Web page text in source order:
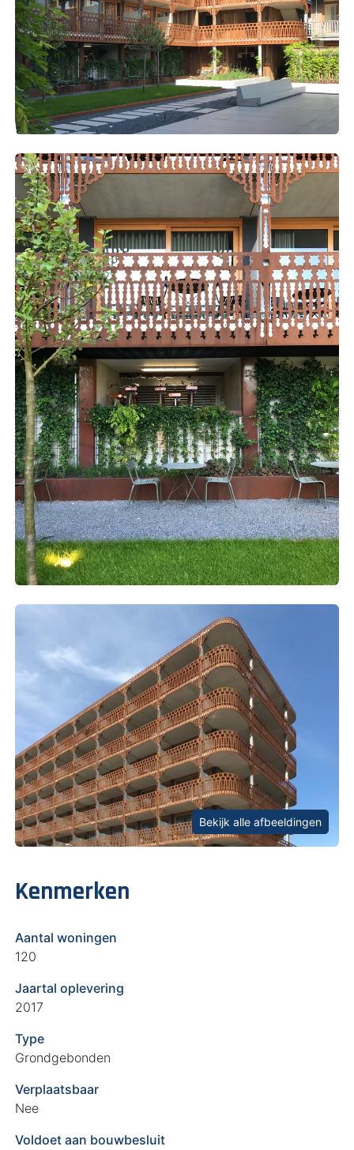
Bekijk alle afbeeldingen
Kenmerken
Aantal woningen
120
Jaartal oplevering
2017
Type
Grondgebonden
Verplaatsbaar
Nee
Voldoet aan bouwbesluit